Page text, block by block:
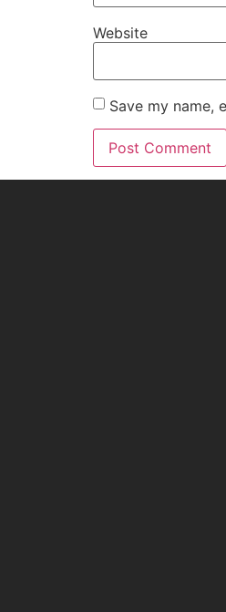
Website
Save my name,